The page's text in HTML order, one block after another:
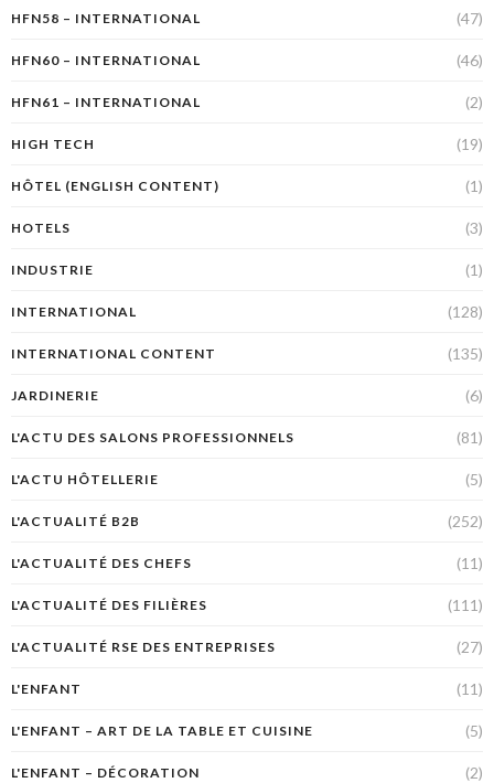
HFN58 – INTERNATIONAL (47)
HFN60 – INTERNATIONAL (46)
HFN61 – INTERNATIONAL (2)
HIGH TECH (19)
HÔTEL (ENGLISH CONTENT) (1)
HOTELS (3)
INDUSTRIE (1)
INTERNATIONAL (128)
INTERNATIONAL CONTENT (135)
JARDINERIE (6)
L'ACTU DES SALONS PROFESSIONNELS (81)
L'ACTU HÔTELLERIE (5)
L'ACTUALITÉ B2B (252)
L'ACTUALITÉ DES CHEFS (11)
L'ACTUALITÉ DES FILIÈRES (111)
L'ACTUALITÉ RSE DES ENTREPRISES (27)
L'ENFANT (11)
L'ENFANT – ART DE LA TABLE ET CUISINE (5)
L'ENFANT – DÉCORATION (2)